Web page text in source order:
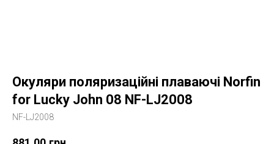
Окуляри поляризаційні плаваючі Norfin
for Lucky John 08 NF-LJ2008
NF-LJ2008